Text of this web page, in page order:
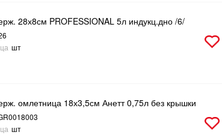
28х8см PROFESSIONAL 5л индукц.дно /6/
шт
омлетница 18х3,5см Анетт 0,75л без крышки
шт